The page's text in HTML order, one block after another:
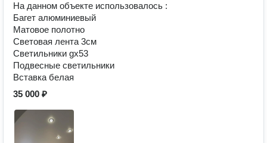
На данном объекте использовалось :
Багет алюминиевый
Матовое полотно
Световая лента 3см
Светильники gx53
Подвесные светильники
Вставка белая
35 000 ₽